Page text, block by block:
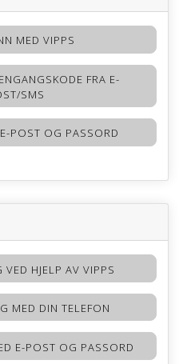
MED VIPPS
FRA E-
SMS
POST OG PASSORD
VED HJELP AV VIPPS
MED DIN TELEFON
E-POST OG PASSORD